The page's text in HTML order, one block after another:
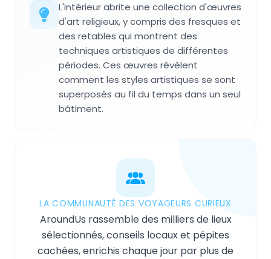
L'intérieur abrite une collection d'œuvres
d'art religieux, y compris des fresques et
des retables qui montrent des
techniques artistiques de différentes
périodes. Ces œuvres révèlent
comment les styles artistiques se sont
superposés au fil du temps dans un seul
bâtiment.
LA COMMUNAUTÉ DES VOYAGEURS CURIEUX
AroundUs rassemble des milliers de lieux
sélectionnés, conseils locaux et pépites
cachées, enrichis chaque jour par plus de